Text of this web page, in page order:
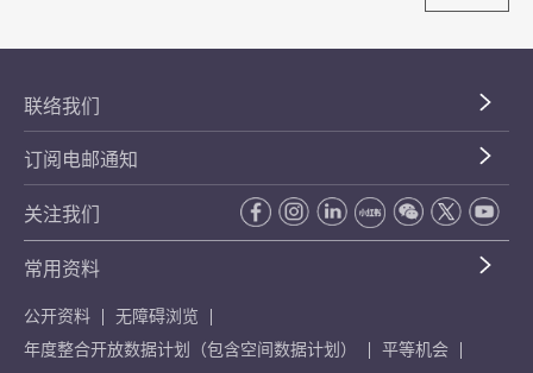
联络我们
订阅电邮通知
关注我们
常用资料
公开资料
无障碍浏览
年度整合开放数据计划（包含空间数据计划）
平等机会